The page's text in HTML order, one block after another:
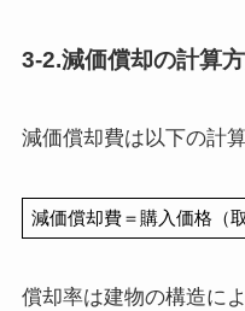
3-2.減価償却の計算
減価償却費は以下の計
減価償却費＝購入価格（
償却率は建物の構造に